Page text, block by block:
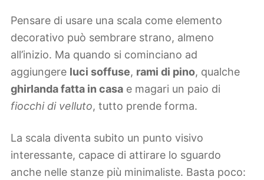
Pensare di usare una scala come elemento
decorativo può sembrare strano, almeno
all’inizio. Ma quando si cominciano ad
aggiungere luci soffuse, rami di pino, qualche
ghirlanda fatta in casa e magari un paio di
fiocchi di velluto, tutto prende forma.
La scala diventa subito un punto visivo
interessante, capace di attirare lo sguardo
anche nelle stanze più minimaliste. Basta poco: